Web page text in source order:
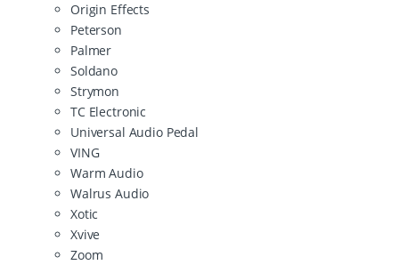
Origin Effects
Peterson
Palmer
Soldano
Strymon
TC Electronic
Universal Audio Pedal
VING
Warm Audio
Walrus Audio
Xotic
Xvive
Zoom